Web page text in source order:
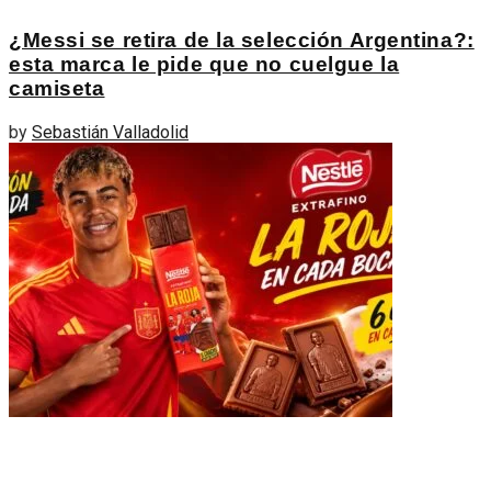
¿Messi se retira de la selección Argentina?:
esta marca le pide que no cuelgue la
camiseta
by Sebastián Valladolid